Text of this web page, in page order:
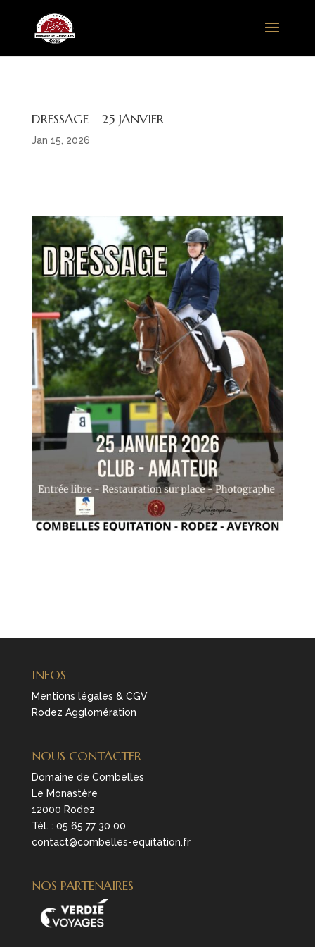
DRESSAGE – 25 JANVIER
Jan 15, 2026
INFOS
Mentions légales & CGV
Rodez Agglomération
NOUS CONTACTER
Domaine de Combelles
Le Monastère
12000 Rodez
Tél. : 05 65 77 30 00
contact@combelles-equitation.fr
NOS PARTENAIRES